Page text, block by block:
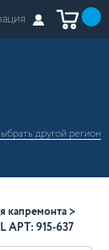
другой регион
капремонта
АРТ: 915-637